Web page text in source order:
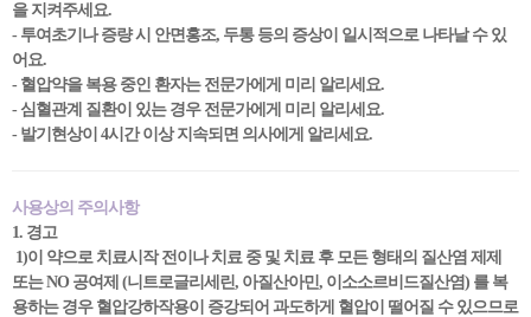
을 지켜주세요.
- 투여초기나 증량 시 안면홍조, 두통 등의 증상이 일시적으로 나타날 수 있
어요.
- 혈압약을 복용 중인 환자는 전문가에게 미리 알리세요.
- 심혈관계 질환이 있는 경우 전문가에게 미리 알리세요.
- 발기현상이 4시간 이상 지속되면 의사에게 알리세요.
사용상의 주의사항
1. 경고
1)이 약으로 치료시작 전이나 치료 중 및 치료 후 모든 형태의 질산염 제제
또는 NO 공여제 (니트로글리세린, 아질산아민, 이소소르비드질산염) 를 복
용하는 경우 혈압강하작용이 증강되어 과도하게 혈압이 떨어질 수 있으므로